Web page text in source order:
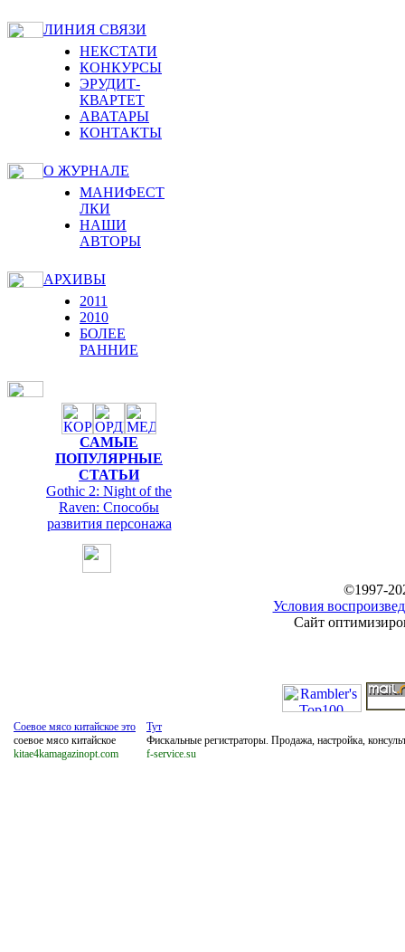
ЛИНИЯ СВЯЗИ
НЕКСТАТИ
КОНКУРСЫ
ЭРУДИТ-
КВАРТЕТ
АВАТАРЫ
КОНТАКТЫ
О ЖУРНАЛЕ
МАНИФЕСТ
ЛКИ
НАШИ
АВТОРЫ
АРХИВЫ
2011
2010
БОЛЕЕ
РАННИЕ
САМЫЕ
ПОПУЛЯРНЫЕ
СТАТЬИ
Gothic 2: Night of the
Raven: Способы
развития персонажа
©1997-
Условия
Сайт
Соевое мясо китайское это
соевое мясо китайское
kitae4kamagazinopt.com
Тут
Фискальные регистраторы. Продажа, настройка,
f-service.su